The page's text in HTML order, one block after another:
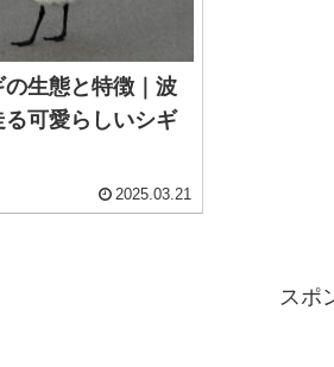
の生態と特徴｜波
可愛らしいシギ
2025.03.21
スポ